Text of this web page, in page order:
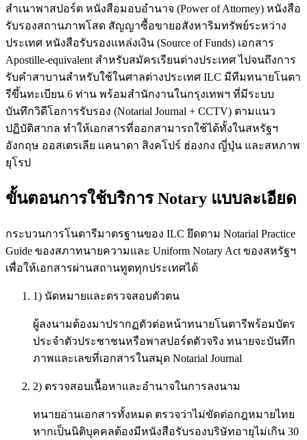
สำเนาพาสปอร์ต หนังสือมอบอำนาจ (Power of Attorney) หนังสือ
รับรองสถานภาพโสด สัญญาซื้อขายอสังหาริมทรัพย์ระหว่าง
ประเทศ หนังสือรับรองแหล่งเงิน (Source of Funds) เอกสาร
Apostille-equivalent สำหรับสมัครเรียนต่างประเทศ ไปจนถึงการ
รับคำสาบานสำหรับใช้ในศาลต่างประเทศ ILC มีทีมทนายโนตา
รีขึ้นทะเบียน 6 ท่าน พร้อมสำนักงานในกรุงเทพฯ ที่มีระบบ
บันทึกวิดีโอการรับรอง (Notarial Journal + CCTV) ตามแนว
ปฏิบัติสากล ทำให้เอกสารที่ออกสามารถใช้ได้ทั้งในสหรัฐฯ
อังกฤษ ออสเตรเลีย แคนาดา สิงคโปร์ ฮ่องกง ญี่ปุ่น และสหภาพ
ยุโรป
ขั้นตอนการใช้บริการ Notary แบบละเอียด
กระบวนการโนตารีมาตรฐานของ ILC ยึดตาม Notarial Practice
Guide ของสภาทนายความและ Uniform Notary Act ของสหรัฐฯ
เพื่อให้เอกสารผ่านสถานทูตทุกประเทศได้
1) นัดหมายและตรวจสอบตัวตน
ผู้ลงนามต้องมาปรากฏตัวต่อหน้าทนายโนตารีพร้อมบัตร
ประจำตัวประชาชนหรือพาสปอร์ตตัวจริง ทนายจะบันทึก
ภาพและเลขที่เอกสารในสมุด Notarial Journal
2) ตรวจสอบเนื้อหาและอำนาจในการลงนาม
ทนายอ่านเอกสารทั้งหมด ตรวจว่าไม่ขัดต่อกฎหมายไทย
หากเป็นนิติบุคคลต้องมีหนังสือรับรองบริษัทอายุไม่เกิน 30